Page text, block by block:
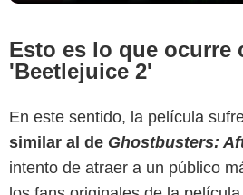
Esto es lo que ocurre
'Beetlejuice 2'
En este sentido, la película
similar al de Ghostbusters:
intento de atraer a un público